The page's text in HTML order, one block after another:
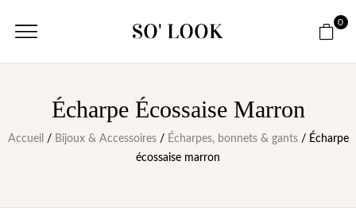
0
Écharpe Écossaise Marron
Accueil / Bijoux & Accessoires/ Écharpes, bonnets & gants/ Écharpe
écossaise marron